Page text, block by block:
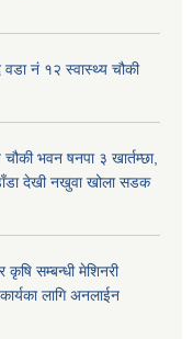
नं १२ स्वास्थ्य चौकी
भवन षनपा ३ खार्तम्छा,
देखी नखुवा खोला सडक
कृषि सम्बन्धी मेशिनरी
लागि अनलाईन